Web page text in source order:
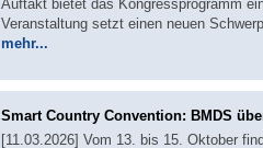
Auftakt bietet das Kongressprogramm
Veranstaltung setzt einen neuen
mehr...
Smart Country Convention: BMDS
[11.03.2026] Vom 13. bis 15. Oktober